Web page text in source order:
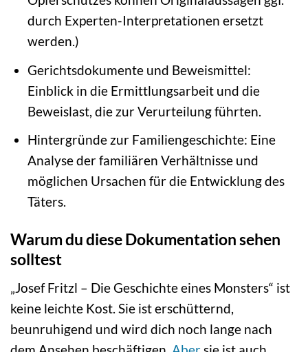
durch Experten-Interpretationen ersetzt
werden.)
Gerichtsdokumente und Beweismittel:
Einblick in die Ermittlungsarbeit und die
Beweislast, die zur Verurteilung führten.
Hintergründe zur Familiengeschichte: Eine
Analyse der familiären Verhältnisse und
möglichen Ursachen für die Entwicklung des
Täters.
Warum du diese Dokumentation sehen
solltest
„Josef Fritzl – Die Geschichte eines Monsters“ ist
keine leichte Kost. Sie ist erschütternd,
beunruhigend und wird dich noch lange nach